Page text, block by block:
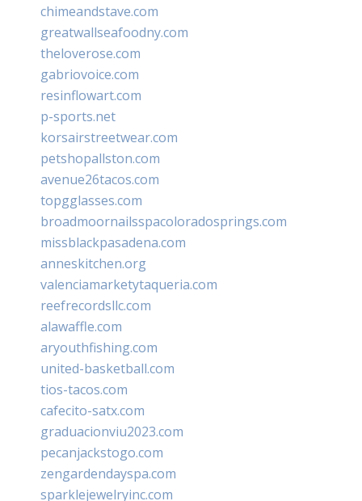
chimeandstave.com
greatwallseafoodny.com
theloverose.com
gabriovoice.com
resinflowart.com
p-sports.net
korsairstreetwear.com
petshopallston.com
avenue26tacos.com
topgglasses.com
broadmoornailsspacoloradosprings.com
missblackpasadena.com
anneskitchen.org
valenciamarketytaqueria.com
reefrecordsllc.com
alawaffle.com
aryouthfishing.com
united-basketball.com
tios-tacos.com
cafecito-satx.com
graduacionviu2023.com
pecanjackstogo.com
zengardendayspa.com
sparklejewelryinc.com